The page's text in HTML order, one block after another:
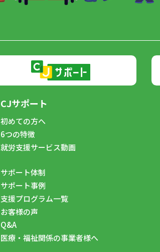
CJサポート
初めての方へ
6つの特徴
就労支援サービス動画
サポート体制
サポート事例
支援プログラム一覧
お客様の声
Q&A
医療・福祉関係の事業者様へ